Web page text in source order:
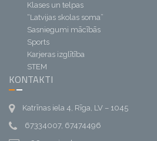
Klases un telpas
“Latvijas skolas soma”
Sasniegumi mācībās
Sports
Karjeras izglītība
STEM
KONTAKTI
Katrīnas iela 4, Rīga, LV – 1045
67334007, 67474496